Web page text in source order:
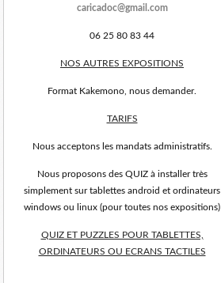
caricadoc@gmail.com
06 25 80 83 44
NOS AUTRES EXPOSITIONS
Format Kakemono, nous demander.
TARIFS
Nous acceptons les mandats administratifs.
Nous proposons des QUIZ à installer très
simplement sur tablettes android et ordinateurs
windows ou linux (pour toutes nos expositions)
QUIZ ET PUZZLES POUR TABLETTES,
ORDINATEURS OU ECRANS TACTILES